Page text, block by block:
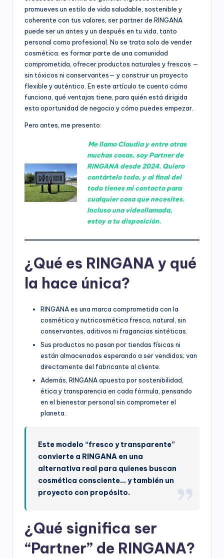
promueves un estilo de vida saludable, sostenible y
coherente con tus valores, ser partner de RINGANA
puede ser un antes y un después en tu vida, tanto
personal como profesional. No se trata solo de vender
cosmética: es formar parte de una comunidad
comprometida, ofrecer productos naturales y frescos —
sin tóxicos ni conservantes— y construir un proyecto
flexible y auténtico. En este artículo te cuento cómo
funciona, qué ventajas tiene, para quién está dirigida
esta oportunidad de negocio y cómo puedes empezar.
Pero antes, me presento:
Me llamo Claudia y entre otras
muchas cosas, soy Partner de
RINGANA desde 2024. Quiero
contártelo todo, y al final del
todo tienes mi contacto para
cualquier cosa que necesites.
Incluso una videollamada,
estoy a tu disposición.
¿Qué es RINGANA y qué
la hace única?
RINGANA es una marca comprometida con la
cosmética y nutricosmética fresca, natural, sin
conservantes, aditivos ni fragancias sintéticas.
Sus productos no pasan por tiendas físicas ni
están almacenados esperando a ser vendidos; van
directamente del fabricante al cliente.
Además, RINGANA apuesta por sostenibilidad,
ética y transparencia en cada fórmula, pensando
en el bienestar personal sin comprometer el
planeta.
Este modelo “fresco y transparente”
convierte a RINGANA en una
alternativa real para quienes buscan
cosmética consciente… y también un
proyecto con propósito.
¿Qué significa ser
“Partner” de RINGANA?